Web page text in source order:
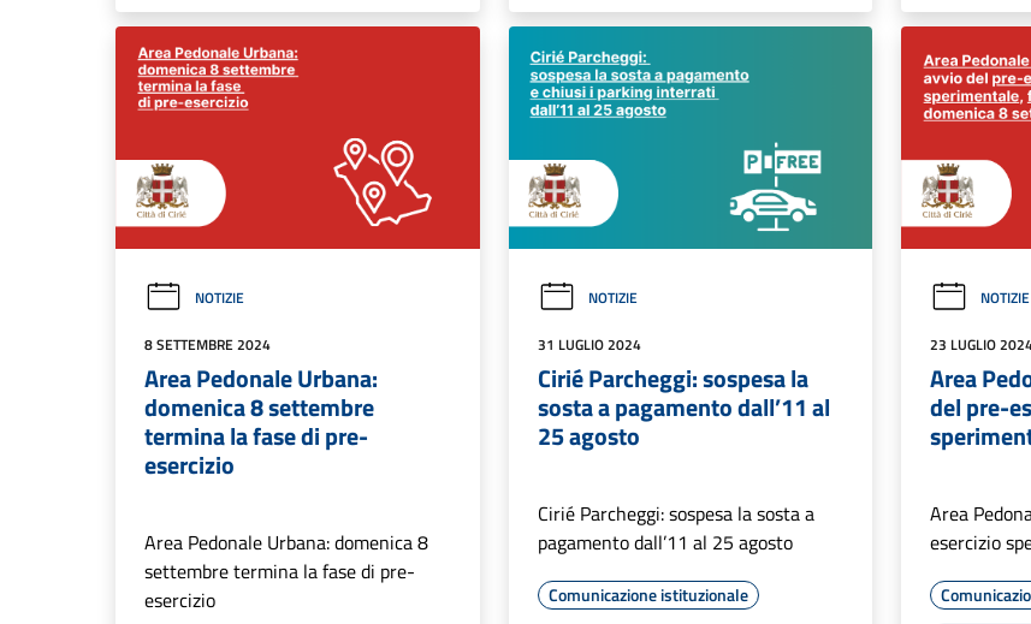
NOTIZIE
8 SETTEMBRE 2024
Area Pedonale Urbana:
domenica 8 settembre
termina la fase di pre-
esercizio
Area Pedonale Urbana: domenica 8
settembre termina la fase di pre-
esercizio
NOTIZIE
31 LUGLIO 2024
Cirié Parcheggi: sospesa la
sosta a pagamento dall’11 al
25 agosto
Cirié Parcheggi: sospesa la sosta a
pagamento dall’11 al 25 agosto
Comunicazione istituzionale
NOTIZIE
23 LUGLIO
Area
del pre-
Area
esercizio